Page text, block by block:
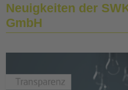
Neuigkeiten der
GmbH